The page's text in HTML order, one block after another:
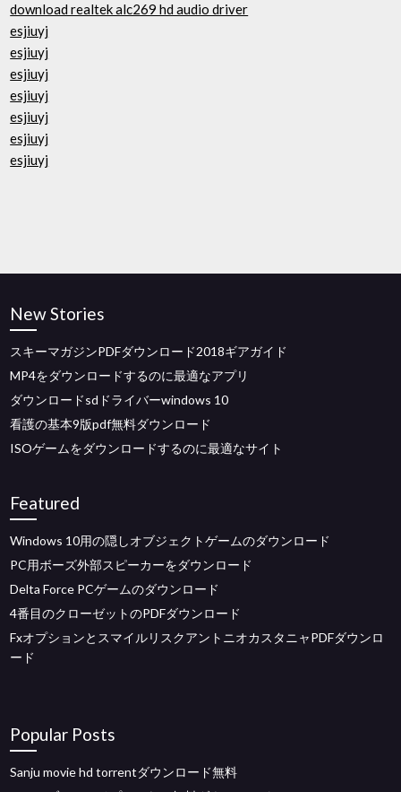
download realtek alc269 hd audio driver
esjiuyj
esjiuyj
esjiuyj
esjiuyj
esjiuyj
esjiuyj
esjiuyj
New Stories
スキーマガジンPDFダウンロード2018ギアガイド
MP4をダウンロードするのに最適なアプリ
ダウンロードsdドライバーwindows 10
看護の基本9版pdf無料ダウンロード
ISOゲームをダウンロードするのに最適なサイト
Featured
Windows 10用の隠しオブジェクトゲームのダウンロード
PC用ボーズ外部スピーカーをダウンロード
Delta Force PCゲームのダウンロード
4番目のクローゼットのPDFダウンロード
FxオプションとスマイルリスクアントニオカスタニャPDFダウンロ
ード
Popular Posts
Sanju movie hd torrentダウンロード無料